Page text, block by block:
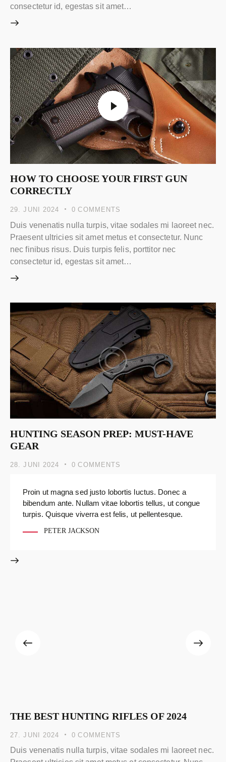
consectetur id, egestas sit amet…
HOW TO CHOOSE YOUR FIRST GUN
CORRECTLY
29. JUNI 2024 0 COMMENTS
Duis venenatis nulla turpis, vitae sodales mi laoreet nec.
Praesent ultricies sit amet metus et consectetur. Nunc
nec finibus risus. Duis turpis felis, porttitor nec
consectetur id, egestas sit amet…
HUNTING SEASON PREP: MUST-HAVE
GEAR
28. JUNI 2024 0 COMMENTS
Proin ut magna sed justo lobortis luctus. Donec a
bibendum ante. Nullam vitae lobortis tellus, ut congue
turpis. Quisque viverra est felis, ut pellentesque.
PETER JACKSON
THE BEST HUNTING RIFLES OF 2024
27. JUNI 2024 0 COMMENTS
Duis venenatis nulla turpis, vitae sodales mi laoreet nec.